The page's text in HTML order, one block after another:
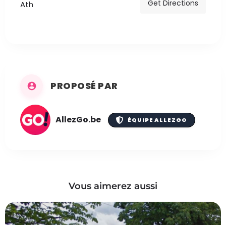
Ath
Get Directions
PROPOSÉ PAR
AllezGo.be ÉQUIPE ALLEZGO
Vous aimerez aussi